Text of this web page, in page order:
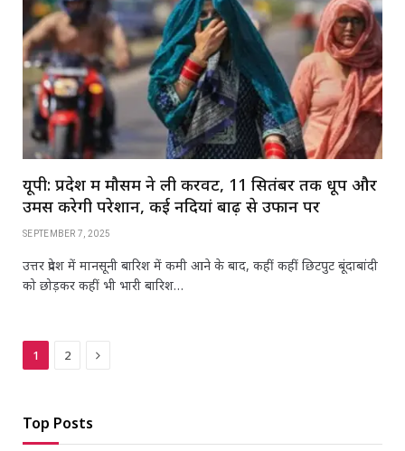
यूपी: प्रदेश में मौसम ने ली करवट, 11 सितंबर तक धूप और
उमस करेगी परेशान, कई नदियां बाढ़ से उफान पर
SEPTEMBER 7, 2025
उत्तर प्रदेश में मानसूनी बारिश में कमी आने के बाद, कहीं कहीं छिटपुट बूंदाबांदी
को छोड़कर कहीं भी भारी बारिश…
1 2 Next
Top Posts